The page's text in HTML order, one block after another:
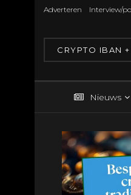
Adverteren Interview/
CRYPTO IBAN
Nieuws